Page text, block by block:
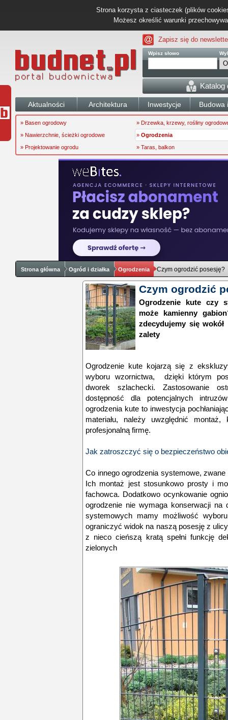
Strona korzysta z ciasteczek (plików
Możesz określić warunki
Zapisz się do
Wpisz słowo
Katalog
Aktualności Architektura Inwestycje Budowa
» Basen ogrodowy
» Drzewka, krzewy, rośliny
» Nawierzchnie, ścieżki ogrodowe
» Ogrodzenia
» Projektowanie ogrodu
» Taras, balkon
Strona główna Ogród i działka Ogrodzenia Czym ogrodzić posesję?
Czym ogrodzić
Ogrodzenie kute czy
może kamienny
zdecydujemy się
zalety
Ogrodzenie kute kojarzą się z
wyboru wzornictwa, dzięki którym
dworek szlachecki. Zastosowanie
dostępność dla potencjalnych
ogrodzenia kute to inwestycja
materiału, należy uwzględnić
profesjonalną firmę.
Jak zatroszczyć się o bezpieczeństwo
Co innego ogrodzenia systemowe,
Ich montaż jest stosunkowo prosty i
fachowca. Dodatkowo ocynkowanie
ogrodzenie nie wymaga konserwacji na
systemowych mamy możliwość
ograniczyć widok na naszą posesję z
z nieco cieńszą kratą spełni funkcję
zielonych